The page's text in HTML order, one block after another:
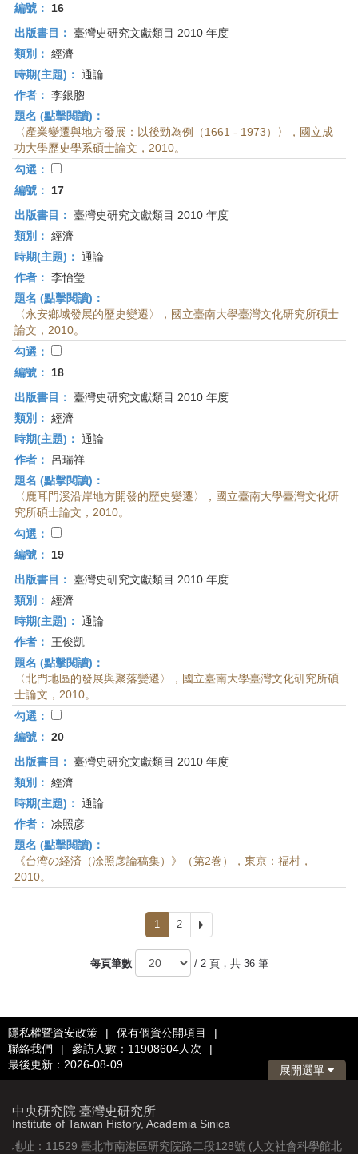
編號：
16
出版書目： 臺灣史研究文獻類目 2010 年度
類別： 經濟
時期(主題)： 通論
作者： 李銀脗
題名 (點擊閱讀)：
〈產業變遷與地方發展：以後勁為例（1661 - 1973）〉，國立成
功大學歷史學系碩士論文，2010。
勾選：
編號：
17
出版書目： 臺灣史研究文獻類目 2010 年度
類別： 經濟
時期(主題)： 通論
作者： 李怡瑩
題名 (點擊閱讀)：
〈永安鄉域發展的歷史變遷〉，國立臺南大學臺灣文化研究所碩士
論文，2010。
勾選：
編號：
18
出版書目： 臺灣史研究文獻類目 2010 年度
類別： 經濟
時期(主題)： 通論
作者：
呂瑞祥
題名 (點擊閱讀)：
〈鹿耳門溪沿岸地方開發的歷史變遷〉，國立臺南大學臺灣文化研
究所碩士論文，2010。
勾選：
編號：
19
出版書目： 臺灣史研究文獻類目 2010 年度
類別： 經濟
時期(主題)： 通論
作者：
王俊凱
題名 (點擊閱讀)：
〈北門地區的發展與聚落變遷〉，國立臺南大學臺灣文化研究所碩
士論文，2010。
勾選：
編號： 20
出版書目： 臺灣史研究文獻類目 2010 年度
類別： 經濟
時期(主題)： 通論
作者： 凃照彦
題名 (點擊閱讀)：
《台湾の経済（凃照彦論稿集）》（第2巻），東京：福村，
2010。
1 2
一
每頁筆數
/ 2 頁，共 36 筆
隱私權暨資安政策 | 保有個資公開項目
|
聯絡我們
| 參訪人數：11908604人次
|
最後更新：2026-08-09
展開選單
中央研究院 臺灣史研究所
Institute of Taiwan History, Academia Sinica
地址：11529 臺北市南港區研究院路二段128號 (人文社會科學館北